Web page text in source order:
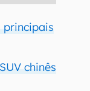
principais
chinês